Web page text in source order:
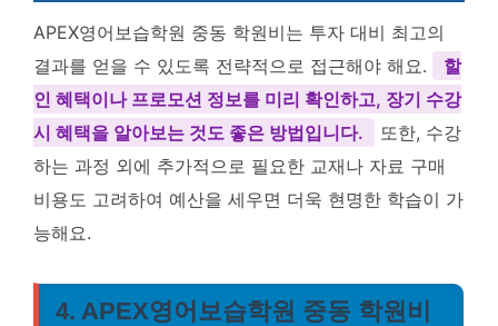
APEX영어보습학원 중동 학원비는 투자 대비 최고의
결과를 얻을 수 있도록 전략적으로 접근해야 해요.
할
인 혜택이나 프로모션 정보를 미리 확인하고, 장기 수강
시 혜택을 알아보는 것도 좋은 방법입니다.
또한, 수강
하는 과정 외에 추가적으로 필요한 교재나 자료 구매
비용도 고려하여 예산을 세우면 더욱 현명한 학습이 가
능해요.
4. APEX영어보습학원 중동 학원비